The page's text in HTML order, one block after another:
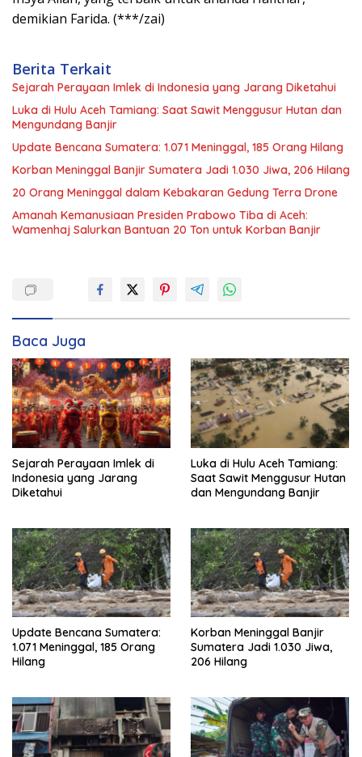
demikian Farida. (***/zai)
Berita Terkait
Sejarah Perayaan Imlek di Indonesia yang Jarang Diketahui
Luka di Hulu Aceh Tamiang: Saat Sawit Menggusur Hutan dan
Mengundang Banjir
Update Bencana Sumatera: 1.071 Meninggal, 185 Orang Hilang
Korban Meninggal Banjir Sumatera Jadi 1.030 Jiwa, 206 Hilang
20 Orang Meninggal dalam Kebakaran Gedung Terra Drone
Amanah Kemanusiaan Presiden Prabowo Tiba di Aceh:
Wamenhaj Salurkan Bantuan 20 Ton untuk Korban Banjir
Baca Juga
Sejarah Perayaan Imlek di
Indonesia yang Jarang
Diketahui
Luka di Hulu Aceh Tamiang:
Saat Sawit Menggusur Hutan
dan Mengundang Banjir
Update Bencana Sumatera:
1.071 Meninggal, 185 Orang
Hilang
Korban Meninggal Banjir
Sumatera Jadi 1.030 Jiwa,
206 Hilang